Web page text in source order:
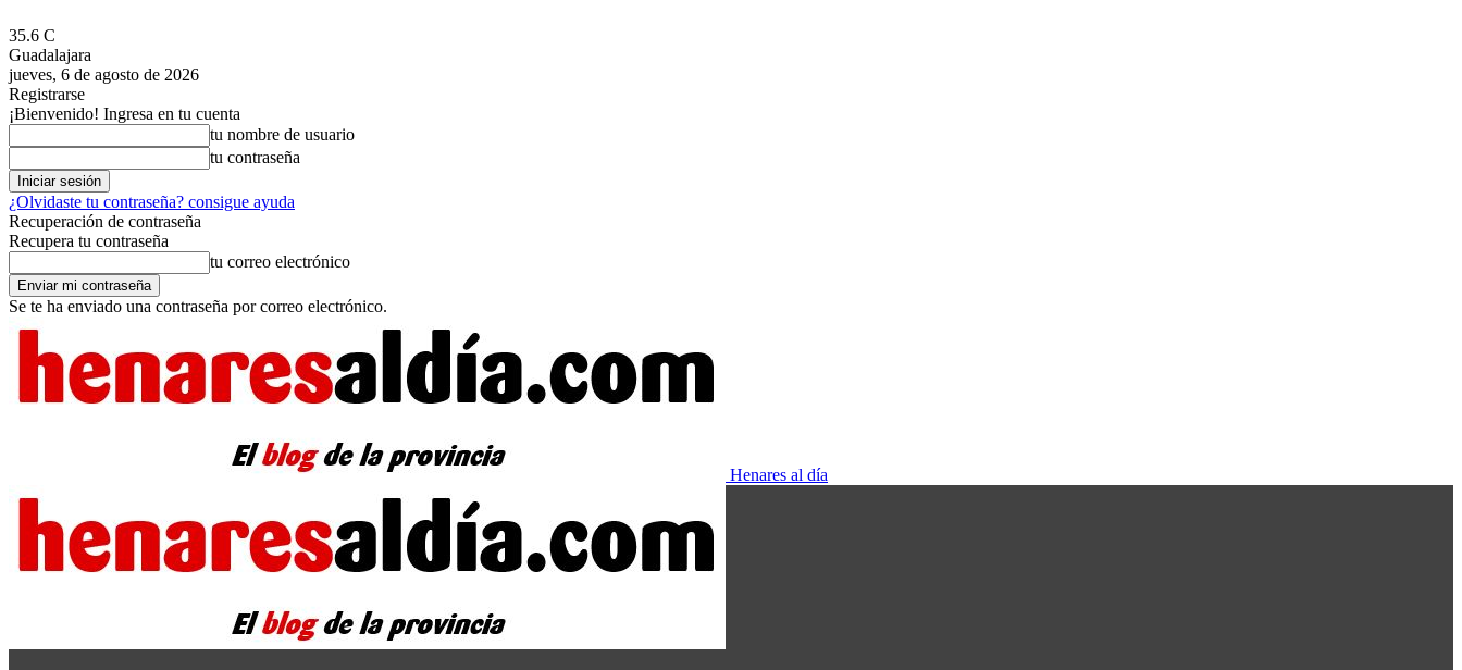
35.6 C
Guadalajara
jueves, 6 de agosto de 2026
Registrarse
¡Bienvenido! Ingresa en tu cuenta
tu nombre de usuario
tu contraseña
¿Olvidaste tu contraseña? consigue ayuda
Recuperación de contraseña
Recupera tu contraseña
tu correo electrónico
Se te ha enviado una contraseña por correo electrónico.
Henares al día